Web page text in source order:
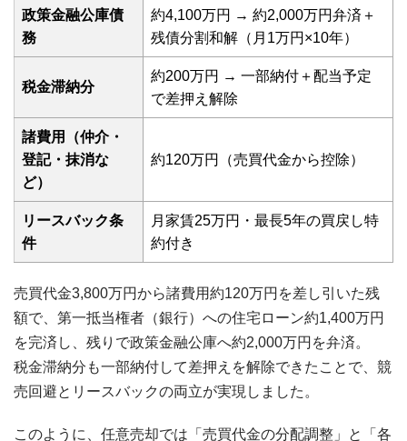
政策金融公庫債
務
約4,100万円 → 約2,000万円弁済＋
残債分割和解（月1万円×10年）
税金滞納分
約200万円 → 一部納付＋配当予定
で差押え解除
諸費用（仲介・
登記・抹消な
ど）
約120万円（売買代金から控除）
リースバック条
件
月家賃25万円・最長5年の買戻し特
約付き
売買代金3,800万円から諸費用約120万円を差し引いた残
額で、第一抵当権者（銀行）への住宅ローン約1,400万円
を完済し、残りで政策金融公庫へ約2,000万円を弁済。
税金滞納分も一部納付して差押えを解除できたことで、競
売回避とリースバックの両立が実現しました。
このように、任意売却では「売買代金の分配調整」と「各